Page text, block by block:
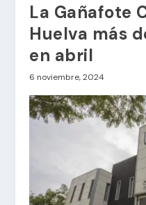
La Gañafote
Huelva más
en abril
6 noviembre, 2024